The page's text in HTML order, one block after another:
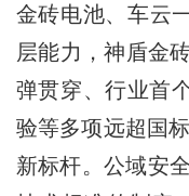
金砖电池、车云
层能力，神盾金
弹贯穿、行业首
验等多项远超国
新标杆。公域安